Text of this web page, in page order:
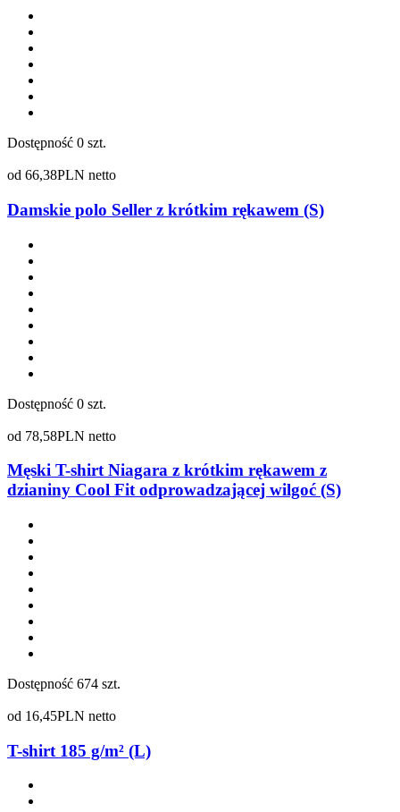
Dostępność 0 szt.
od 66,38PLN netto
Damskie polo Seller z krótkim rękawem (S)
Dostępność 0 szt.
od 78,58PLN netto
Męski T-shirt Niagara z krótkim rękawem z
dzianiny Cool Fit odprowadzającej wilgoć (S)
Dostępność 674 szt.
od 16,45PLN netto
T-shirt 185 g/m² (L)